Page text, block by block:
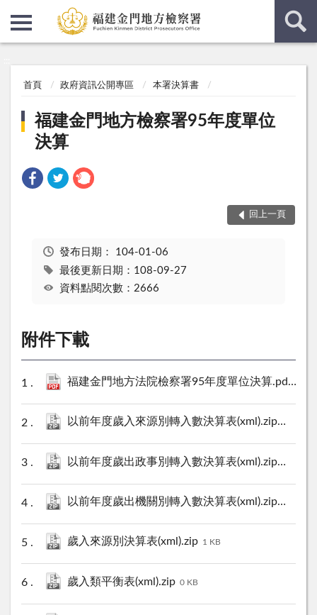
首頁 政府資訊公開專區 本署決算書
福建金門地方檢察署95年度單位
決算
回上一頁
發布日期： 104-01-06
最後更新日期：108-09-27
資料點閱次數：2666
附件下載
福建金門地方法院檢察署95年度單位決算.pdf
以前年度歲入來源別轉入數決算表(xml).zip 0 KB
以前年度歲出政事別轉入數決算表(xml).zip 0 KB
以前年度歲出機關別轉入數決算表(xml).zip 0 KB
歲入來源別決算表(xml).zip 1 KB
歲入類平衡表(xml).zip 0 KB